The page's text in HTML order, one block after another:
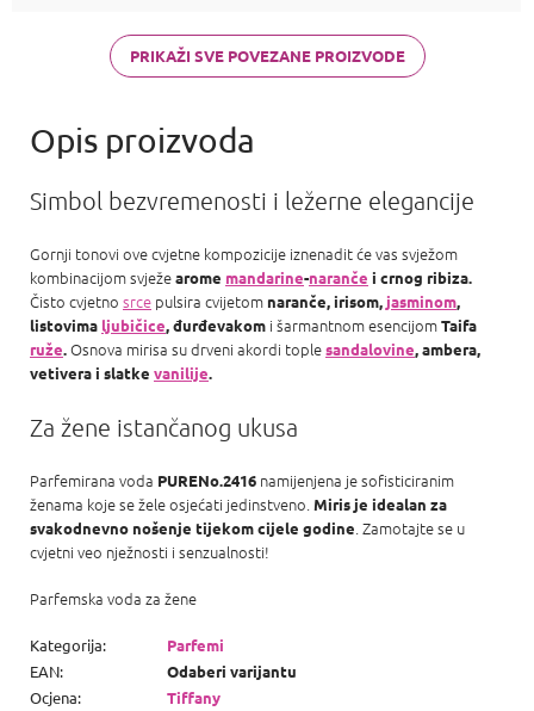
Mademoiselle
a Carolina
PRIKAŽI SVE POVEZANE PROIZVODE
Simbol bezvremenosti i ležerne elegancije
Gornji tonovi ove cvjetne kompozicije iznenadit će vas svježom
kombinacijom svježearome mandarine-naranče i crnog ribiza.
Čisto cvjetno srce pulsira cvijetom naranče, irisom,jasminom,
listovima ljubičice, đurđevakom i šarmantnom esencijomTaifa
ruže.Osnova mirisa su drveni akordi toplesandalovine, ambera,
vetivera i slatke vanilije.
Za žene istančanog ukusa
Parfemirana voda PURENo.2416 namijenjena je sofisticiranim
ženama koje se žele osjećati jedinstveno.Miris je idealan za
svakodnevno nošenje tijekom cijele godine. Zamotajte se u
cvjetni veo nježnosti i senzualnosti!
Parfemska voda za žene
Kategorija:
Parfemi
EAN:
Odaberi varijantu
Ocjena:
Tiffany